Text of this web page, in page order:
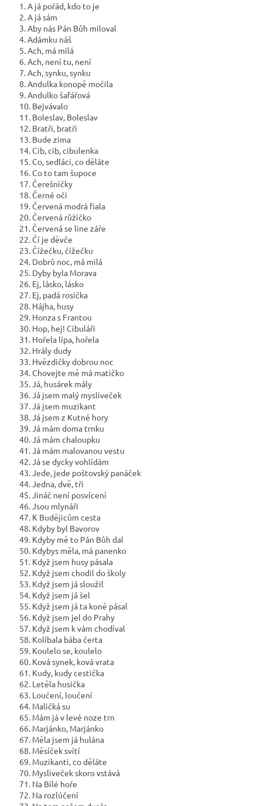
1. A já pořád, kdo to je
2. A já sám
3. Aby nás Pán Bůh miloval
4. Adámku náš
5. Ach, má milá
6. Ach, není tu, není
7. Ach, synku, synku
8. Andulka konopě močila
9. Andulko šafářová
10. Bejvávalo
11. Boleslav, Boleslav
12. Bratři, bratři
13. Bude zima
14. Cib, cib, cibulenka
15. Co, sedláci, co děláte
16. Co to tam šupoce
17. Čerešničky
18. Černé oči
19. Červená modrá fiala
20. Červená růžičko
21. Červená se line záře
22. Čí je děvče
23. Čížečku, čížečku
24. Dobrů noc, má milá
25. Dyby byla Morava
26. Ej, lásko, lásko
27. Ej, padá rosička
28. Hájha, husy
29. Honza s Frantou
30. Hop, hej! Cibuláři
31. Hořela lípa, hořela
32. Hrály dudy
33. Hvězdičky dobrou noc
34. Chovejte mě má matičko
35. Já, husárek mály
36. Já jsem malý mysliveček
37. Já jsem muzikant
38. Já jsem z Kutné hory
39. Já mám doma trnku
40. Já mám chaloupku
41. Já mám malovanou vestu
42. Já se dycky vohlídám
43. Jede, jede poštovský panáček
44. Jedna, dvě, tři
45. Jináč není posvícení
46. Jsou mlynáři
47. K Budějicům cesta
48. Kdyby byl Bavorov
49. Kdyby mě to Pán Bůh dal
50. Kdybys měla, má panenko
51. Když jsem husy pásala
52. Když jsem chodil do školy
53. Když jsem já sloužil
54. Když jsem já šel
55. Když jsem já ta koně pásal
56. Když jsem jel do Prahy
57. Když jsem k vám chodíval
58. Kolíbala bába čerta
59. Koulelo se, koulelo
60. Ková synek, ková vrata
61. Kudy, kudy cestička
62. Letěla husička
63. Loučení, loučení
64. Maličká su
65. Mám já v levé noze trn
66. Marjánko, Marjánko
67. Měla jsem já hulána
68. Měsíček svítí
69. Muzikanti, co děláte
70. Mysliveček skoro vstává
71. Na Bílé hoře
72. Na rozlúčení